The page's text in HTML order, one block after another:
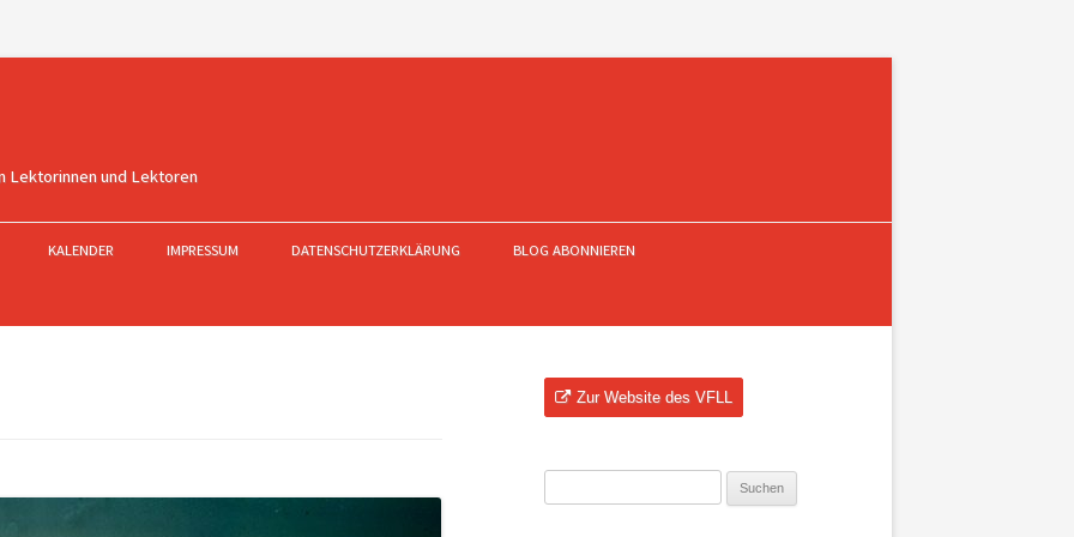
Lektorinnen und Lektoren
KALENDER IMPRESSUM DATENSCHUTZERKLÄRUNG BLOG ABONNIEREN
Zur Website des VFLL